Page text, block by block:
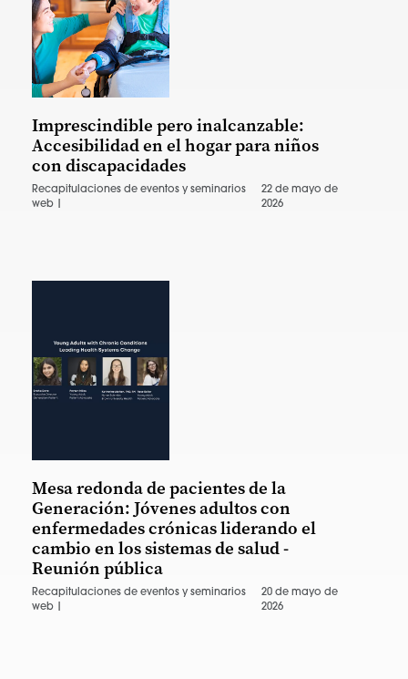
Imprescindible pero inalcanzable:
Accesibilidad en el hogar para niños
con discapacidades
Recapitulaciones de eventos y seminarios
web |
22 de mayo de
2026
Mesa redonda de pacientes de la
Generación: Jóvenes adultos con
enfermedades crónicas liderando el
cambio en los sistemas de salud -
Reunión pública
Recapitulaciones de eventos y seminarios
web |
20 de mayo de
2026